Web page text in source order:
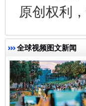
原创权利
全球视频图文新闻
千年窑